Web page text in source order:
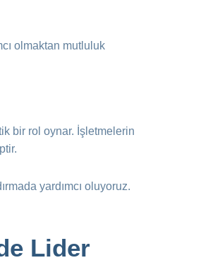
olmaktan mutluluk
bir rol oynar. İşletmelerin
yardımcı oluyoruz.
Lider